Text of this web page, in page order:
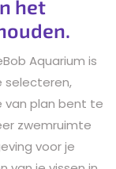
het
Aquarium is
van plan bent te
zwemruimte
voor je